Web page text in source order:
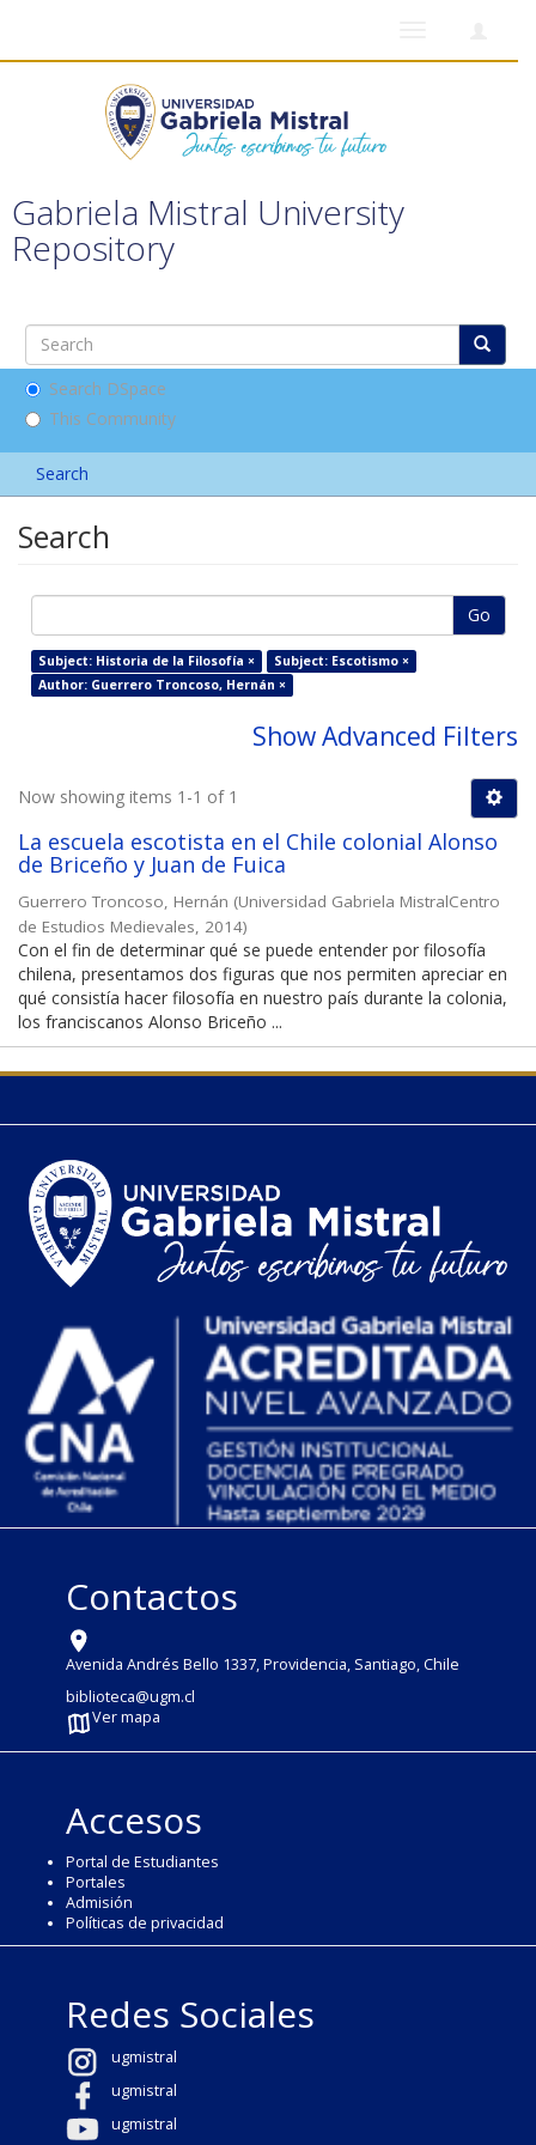
Gabriela Mistral University
Repository
Search DSpace
This Community
Search
Search
Go
Subject: Historia de la Filosofía ×
Subject: Escotismo ×
Author: Guerrero Troncoso, Hernán ×
Show Advanced Filters
Now showing items 1-1 of 1
La escuela escotista en el Chile colonial Alonso
de Briceño y Juan de Fuica
Guerrero Troncoso, Hernán (Universidad Gabriela MistralCentro
de Estudios Medievales, 2014)
Con el fin de determinar qué se puede entender por filosofía
chilena, presentamos dos figuras que nos permiten apreciar en
qué consistía hacer filosofía en nuestro país durante la colonia,
los franciscanos Alonso Briceño ...
Contactos
Avenida Andrés Bello 1337, Providencia, Santiago, Chile
biblioteca@ugm.cl
Ver mapa
Accesos
Portal de Estudiantes
Portales
Admisión
Políticas de privacidad
Redes Sociales
ugmistral
ugmistral
ugmistral